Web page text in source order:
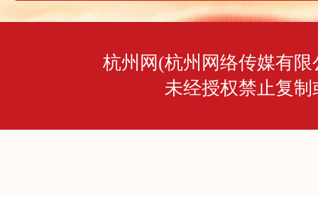
杭州网(杭州网络传媒有
未经授权禁止复制